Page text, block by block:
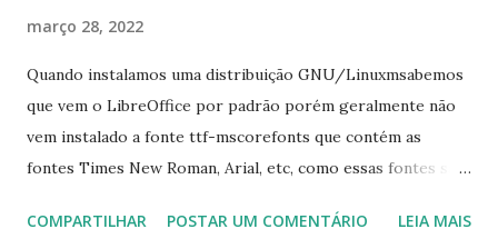
março 28, 2022
Quando instalamos uma distribuição GNU/Linuxmsabemos
que vem o LibreOffice por padrão porém geralmente não
vem instalado a fonte ttf-mscorefonts que contém as
fontes Times New Roman, Arial, etc, como essas fontes são
a Associação Brasileira de Normas Técnicas (ABNT), exige
COMPARTILHAR POSTAR UM COMENTÁRIO LEIA MAIS